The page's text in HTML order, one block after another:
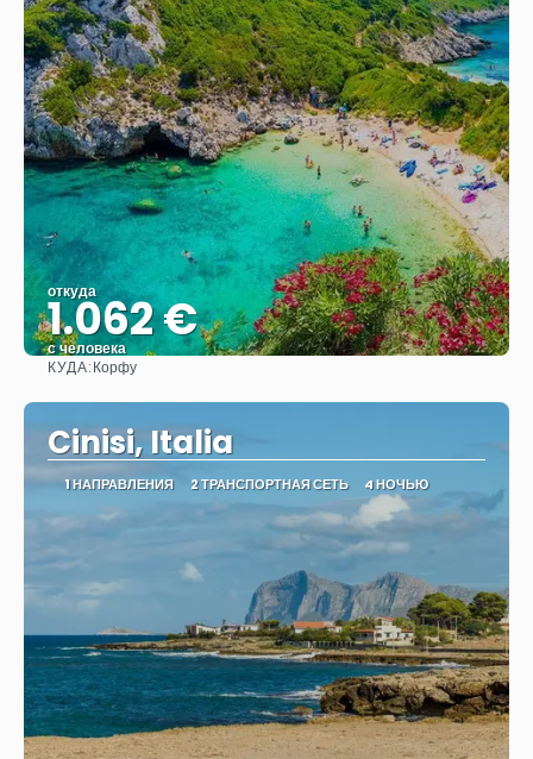
откуда
1.062 €
с человека
КУДА:Корфу
Cinisi, Italia
1 НАПРАВЛЕНИЯ 2 ТРАНСПОРТНАЯ СЕТЬ 4 НОЧЬЮ